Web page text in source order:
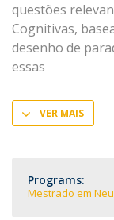
questões
Cognitivas,
desenho de
essas
VER MAIS
Programs:
Mestrado em